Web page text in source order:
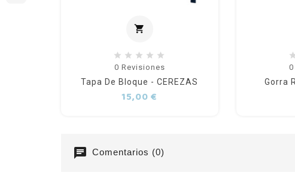
shopping_cart
0 Revisiones
Tapa De Bloque - CEREZAS
15,00 €
0
Gorra
chat Comentarios (0)